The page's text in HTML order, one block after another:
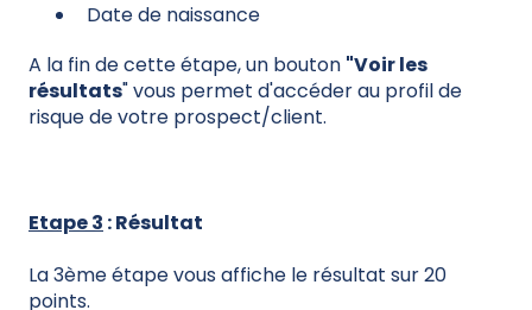
Date de naissance
A la fin de cette étape, un bouton "Voir les
résultats" vous permet d'accéder au profil de
risque de votre prospect/client.
Etape 3 : Résultat
La 3ème étape vous affiche le résultat sur 20
points.